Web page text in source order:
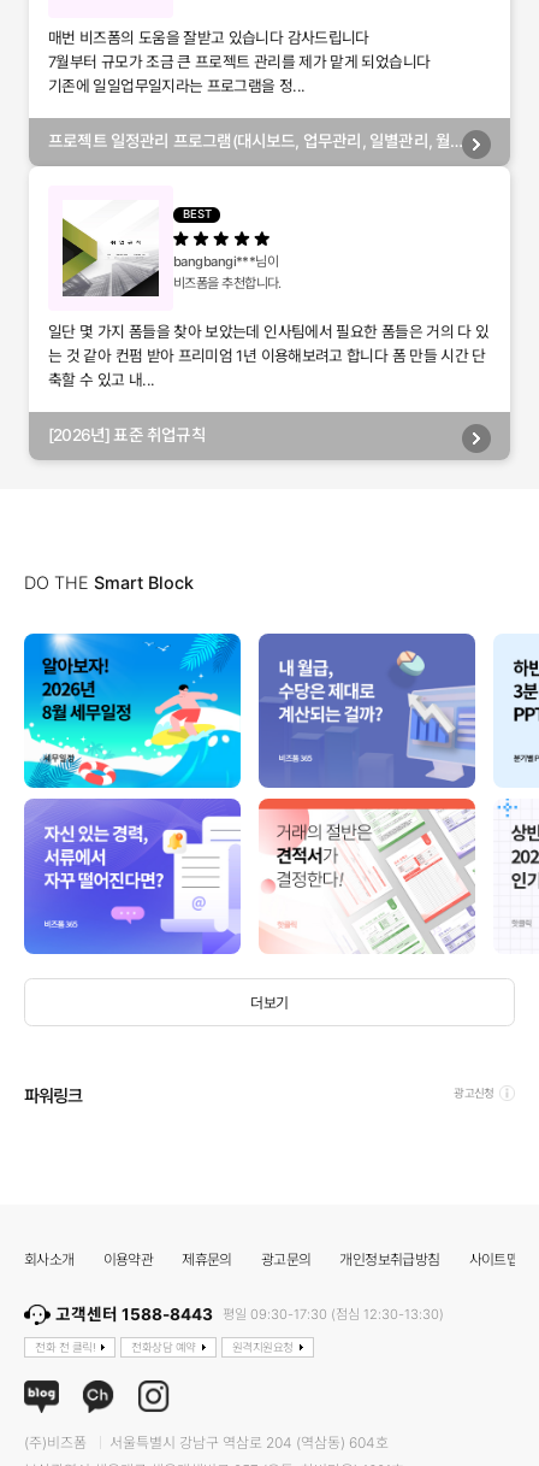
매번 비즈폼의 도움을 잘받고 있습니다 감사드립니다
7월부터 규모가 조금 큰 프로젝트 관리를 제가 맡게 되었습니다
기존에 일일업무일지라는 프로그램을 정...
프로젝트 일정관리 프로그램(대시보드, 업무관리, 일별관리, 월
BEST
bangbangi***님이
비즈폼을 추천합니다.
일단 몇 가지 폼들을 찾아 보았는데 인사팀에서 필요한 폼들은 거의 다 있
는 것 같아 컨펌 받아 프리미엄 1년 이용해보려고 합니다 폼 만들 시간 단
축할 수 있고 내...
[2026년] 표준 취업규칙
DO THE Smart Block
더보기
파워링크 광고신청
회사소개 이용약관 제휴문의 광고문의 개인정보취급방침 사이트맵
고객센터 1588-8443 평일 09:30-17:30 (점심 12:30-13:30)
전화 전 클릭! 전화상담 예약 원격지원요청
(주)비즈폼
서울특별시 강남구 역삼로 204 (역삼동) 604호